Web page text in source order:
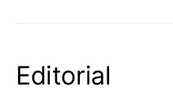
Editorial